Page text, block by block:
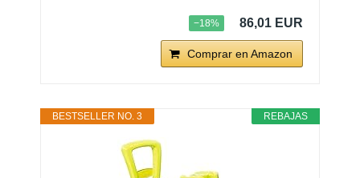
−18% 86,01 EUR
Comprar en Amazon
REBAJAS
BESTSELLER NO. 3